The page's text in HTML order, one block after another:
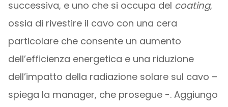
successiva, e uno che si occupa del coating,
ossia di rivestire il cavo con una cera
particolare che consente un aumento
dell’efficienza energetica e una riduzione
dell’impatto della radiazione solare sul cavo –
spiega la manager, che prosegue -. Aggiungo